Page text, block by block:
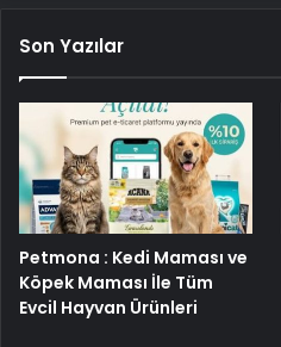
Son Yazılar
Petmona : Kedi Maması ve
Köpek Maması İle Tüm
Evcil Hayvan Ürünleri